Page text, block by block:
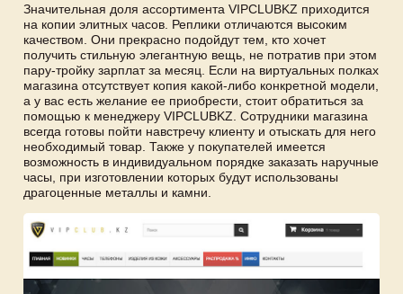
Значительная доля ассортимента VIPCLUBKZ приходится
на копии элитных часов. Реплики отличаются высоким
качеством. Они прекрасно подойдут тем, кто хочет
получить стильную элегантную вещь, не потратив при этом
пару-тройку зарплат за месяц. Если на виртуальных полках
магазина отсутствует копия какой-либо конкретной модели,
а у вас есть желание ее приобрести, стоит обратиться за
помощью к менеджеру VIPCLUBKZ. Сотрудники магазина
всегда готовы пойти навстречу клиенту и отыскать для него
необходимый товар. Также у покупателей имеется
возможность в индивидуальном порядке заказать наручные
часы, при изготовлении которых будут использованы
драгоценные металлы и камни.